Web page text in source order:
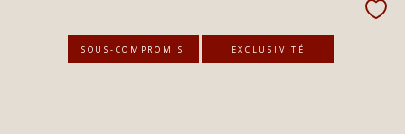
SOUS-COMPROMIS EXCLUSIVITÉ